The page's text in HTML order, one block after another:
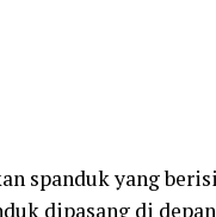
spanduk yang
dipasang di